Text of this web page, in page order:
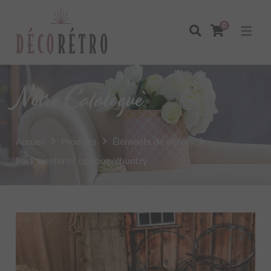
0
Notre Catalogue
Accueil Produits
Éléments de décors
Pack western/ cowboy/country